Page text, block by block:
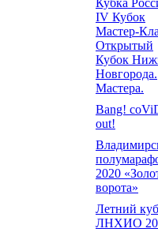
IV Кубок
Мастер-
Открытый
Кубок
Новгорода.
Мастера.
Bang!
out!
2020
ворота»
Летний
ЛНХИО